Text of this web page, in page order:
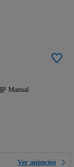
Manual
Ver anúncios